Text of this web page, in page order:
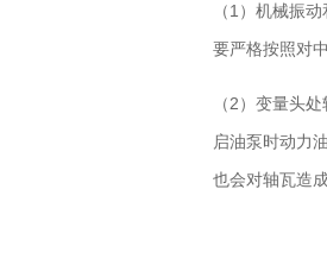
（1）机械振
要严格按照对
（2）变量头
启油泵时动力
也会对轴瓦造成